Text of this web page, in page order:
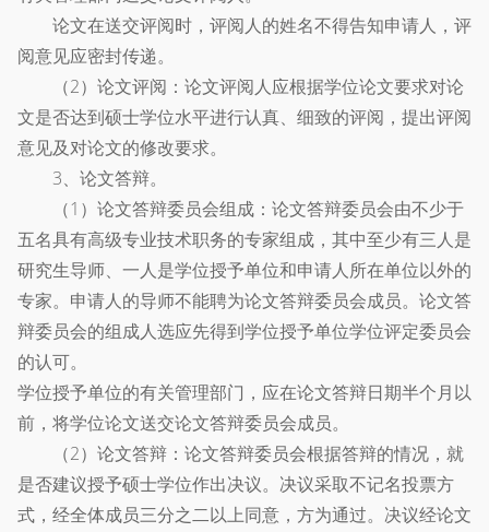
论文在送交评阅时，评阅人的姓名不得告知申请人，评
阅意见应密封传递。
（2）论文评阅：论文评阅人应根据学位论文要求对论
文是否达到硕士学位水平进行认真、细致的评阅，提出评阅
意见及对论文的修改要求。
3、论文答辩。
（1）论文答辩委员会组成：论文答辩委员会由不少于
五名具有高级专业技术职务的专家组成，其中至少有三人是
研究生导师、一人是学位授予单位和申请人所在单位以外的
专家。申请人的导师不能聘为论文答辩委员会成员。论文答
辩委员会的组成人选应先得到学位授予单位学位评定委员会
的认可。
学位授予单位的有关管理部门，应在论文答辩日期半个月以
前，将学位论文送交论文答辩委员会成员。
（2）论文答辩：论文答辩委员会根据答辩的情况，就
是否建议授予硕士学位作出决议。决议采取不记名投票方
式，经全体成员三分之二以上同意，方为通过。决议经论文